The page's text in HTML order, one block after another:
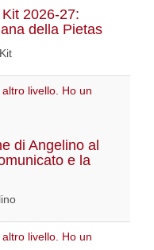
2026-27:
della Pietas
di Angelino al
e la